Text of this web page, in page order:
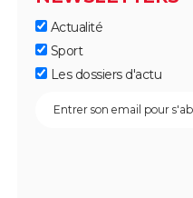
Actualité
Sport
Les dossiers d'actu